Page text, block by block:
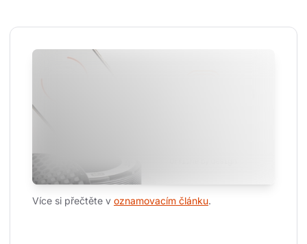
Více si přečtěte v oznamovacím článku.